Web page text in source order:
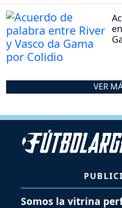
VER
Somos la vitrina